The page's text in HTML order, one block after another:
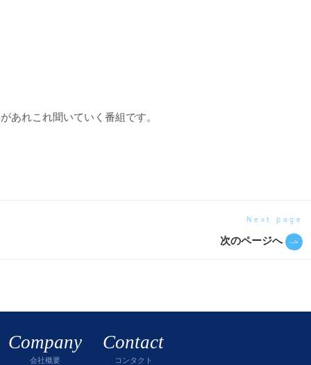
あれこれ聞いていく番組です。
Next page
次のページへ
Company
会社概要
Contact
コンタクト